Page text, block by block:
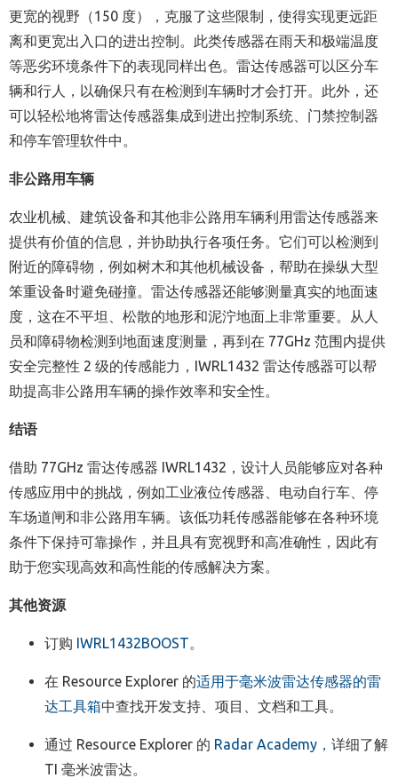
更宽的视野（150 度），克服了这些限制，使得实现更远距
离和更宽出入口的进出控制。此类传感器在雨天和极端温度
等恶劣环境条件下的表现同样出色。雷达传感器可以区分车
辆和行人，以确保只有在检测到车辆时才会打开。此外，还
可以轻松地将雷达传感器集成到进出控制系统、门禁控制器
和停车管理软件中。
非公路用车辆
农业机械、建筑设备和其他非公路用车辆利用雷达传感器来
提供有价值的信息，并协助执行各项任务。它们可以检测到
附近的障碍物，例如树木和其他机械设备，帮助在操纵大型
笨重设备时避免碰撞。雷达传感器还能够测量真实的地面速
度，这在不平坦、松散的地形和泥泞地面上非常重要。从人
员和障碍物检测到地面速度测量，再到在 77GHz 范围内提供
安全完整性 2 级的传感能力，IWRL1432 雷达传感器可以帮
助提高非公路用车辆的操作效率和安全性。
结语
借助 77GHz 雷达传感器 IWRL1432，设计人员能够应对各种
传感应用中的挑战，例如工业液位传感器、电动自行车、停
车场道闸和非公路用车辆。该低功耗传感器能够在各种环境
条件下保持可靠操作，并且具有宽视野和高准确性，因此有
助于您实现高效和高性能的传感解决方案。
其他资源
订购 IWRL1432BOOST。
在 Resource Explorer 的适用于毫米波雷达传感器的雷
达工具箱中查找开发支持、项目、文档和工具。
通过 Resource Explorer 的 Radar Academy， 详细了解
TI 毫米波雷达。